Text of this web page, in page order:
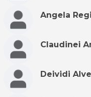
Angela
Claudinei
Deividi